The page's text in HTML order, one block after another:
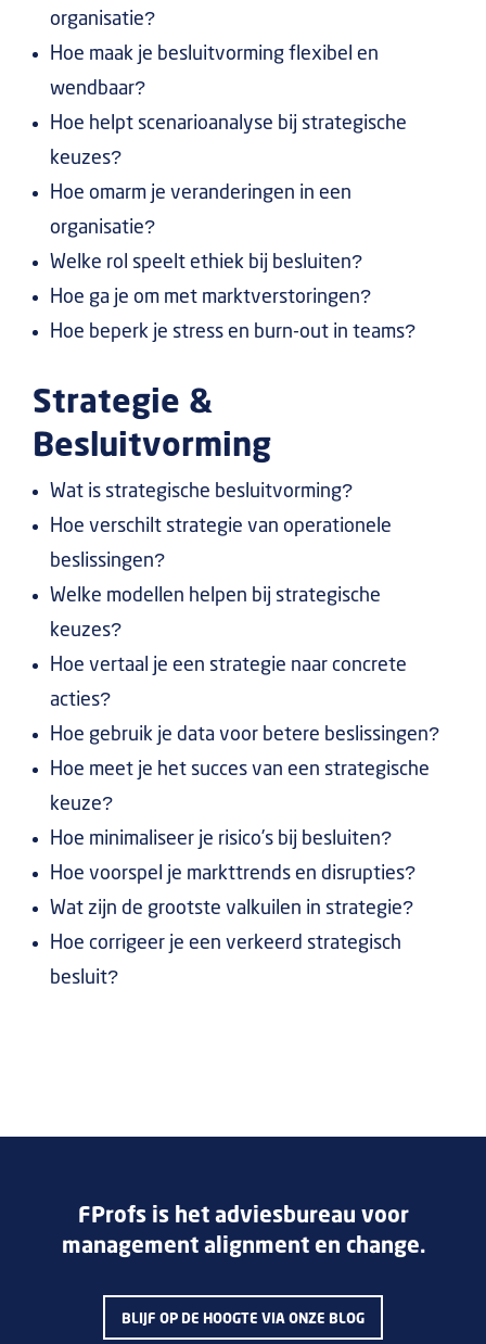
organisatie?
Hoe maak je besluitvorming flexibel en
wendbaar?
Hoe helpt scenarioanalyse bij strategische
keuzes?
Hoe omarm je veranderingen in een
organisatie?
Welke rol speelt ethiek bij besluiten?
Hoe ga je om met marktverstoringen?
Hoe beperk je stress en burn-out in teams?
Strategie &
Besluitvorming
Wat is strategische besluitvorming?
Hoe verschilt strategie van operationele
beslissingen?
Welke modellen helpen bij strategische
keuzes?
Hoe vertaal je een strategie naar concrete
acties?
Hoe gebruik je data voor betere beslissingen?
Hoe meet je het succes van een strategische
keuze?
Hoe minimaliseer je risico’s bij besluiten?
Hoe voorspel je markttrends en disrupties?
Wat zijn de grootste valkuilen in strategie?
Hoe corrigeer je een verkeerd strategisch
besluit?
FProfs is het adviesbureau voor
management alignment en change.
BLIJF OP DE HOOGTE VIA ONZE BLOG